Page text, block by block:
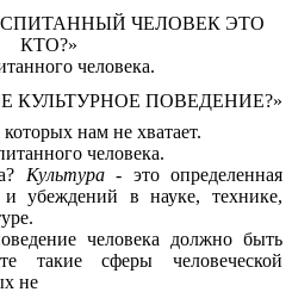
ЧЕЛОВЕК ЭТО
КТО?»
человека.
КУЛЬТУРНОЕ ПОВЕДЕНИЕ?»
нам не хватает.
человека.
Культура- это определенная
убеждений в науке, технике,
человека должно быть
такие сферы человеческой
не